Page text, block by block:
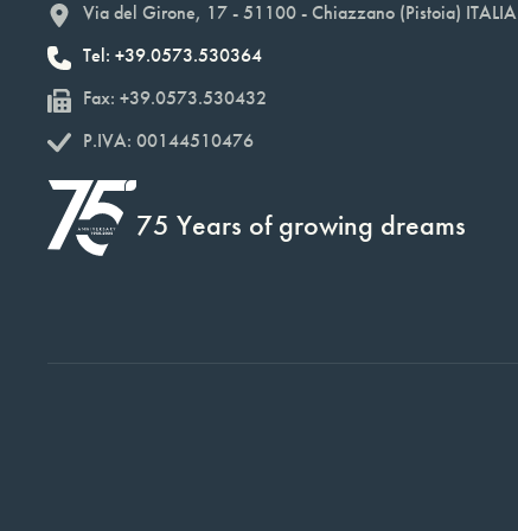
Via del Girone, 17 - 51100 - Chiazzano (Pistoia) ITALIA
Tel: +39.0573.530364
Fax: +39.0573.530432
P.IVA: 00144510476
75 Years of growing dreams